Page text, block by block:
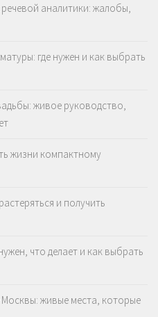
аналитики: жалобы,
где нужен и как выбрать
живое руководство,
жизни компактному
и получить
что делает и как выбрать
Москвы: живые места, которые